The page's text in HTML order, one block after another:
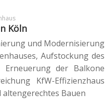
Köln
und Modernisierung
Aufstockung des
Erneuerung der Balkone
KfW-Effizienzhaus
altengerechtes Bauen